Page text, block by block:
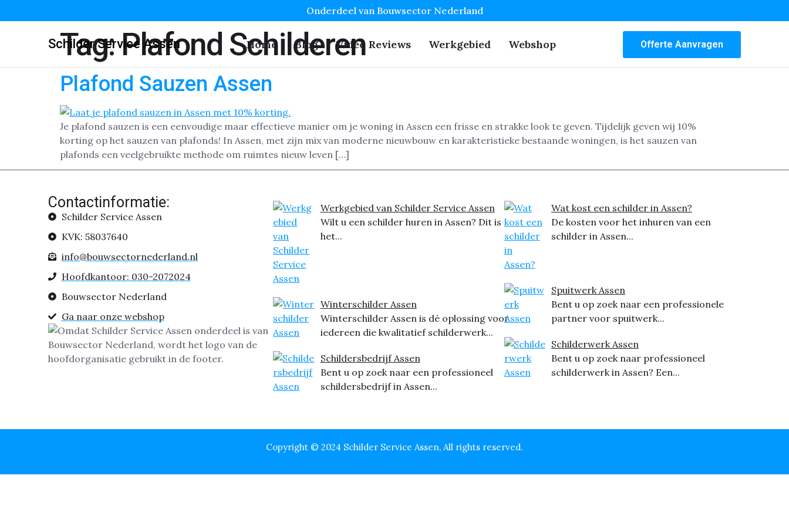
Onderdeel van Bouwsector Nederland
Schilder Service Assen Home Blog Video Reviews Werkgebied Webshop Offerte Aanvragen
Tag:Plafond Schilderen
Plafond Sauzen Assen
Je plafond sauzen is een eenvoudige maar effectieve manier om je woning in Assen een frisse en strakke look te geven. Tijdelijk geven wij 10%
korting op het sauzen van plafonds! In Assen, met zijn mix van moderne nieuwbouw en karakteristieke bestaande woningen, is het sauzen van
plafonds een veelgebruikte methode om ruimtes nieuw leven […]
Contactinformatie:
Schilder Service Assen
KVK: 58037640
info@bouwsectornederland.nl
Hoofdkantoor: 030-2072024
Bouwsector Nederland
Ga naar onze webshop
Werkgebied van Schilder Service Assen
Wilt u een schilder huren in Assen? Dit is
het...
Winterschilder Assen
Winterschilder Assen is dé oplossing voor
iedereen die kwalitatief schilderwerk...
Schildersbedrijf Assen
Bent u op zoek naar een professioneel
schildersbedrijf in Assen...
Wat kost een schilder in Assen?
De kosten voor het inhuren van een
schilder in Assen...
Spuitwerk Assen
Bent u op zoek naar een professionele
partner voor spuitwerk...
Schilderwerk Assen
Bent u op zoek naar professioneel
schilderwerk in Assen? Een...
Copyright © 2024 Schilder Service Assen, All rights reserved.